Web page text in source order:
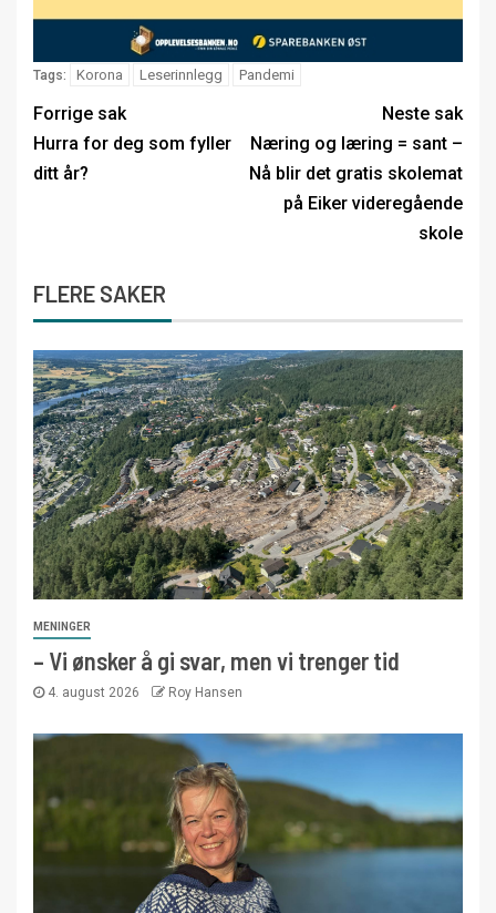
Tags: Korona Leserinnlegg Pandemi
Forrige sak
Hurra for deg som fyller
ditt år?
Neste sak
Næring og læring = sant –
Nå blir det gratis skolemat
på Eiker videregående
skole
FLERE SAKER
MENINGER
– Vi ønsker å gi svar, men vi trenger tid
4. august 2026 Roy Hansen